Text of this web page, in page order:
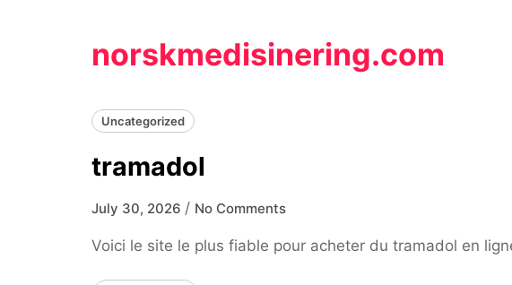
norskmedisinering.com
Uncategorized
tramadol
July 30, 2026 / No Comments
Voici le site le plus fiable pour acheter du tramadol en